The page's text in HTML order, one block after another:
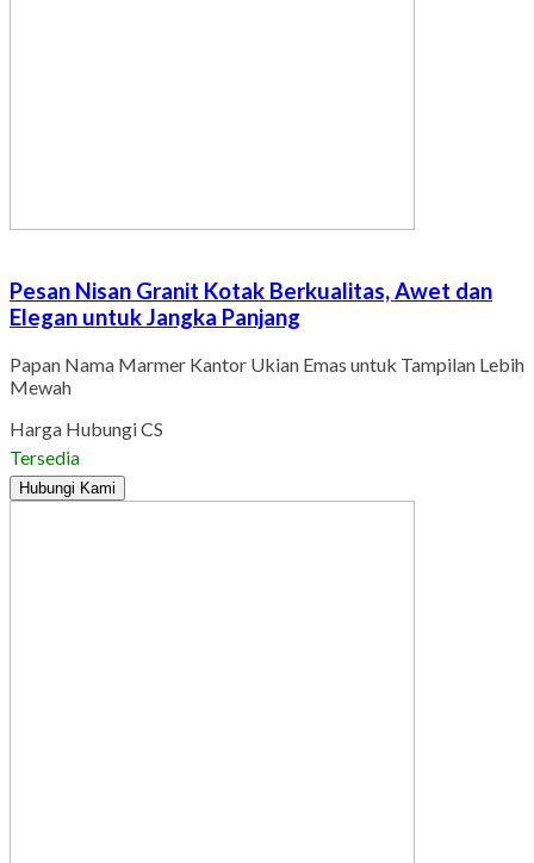
Pesan Nisan Granit Kotak Berkualitas, Awet dan
Elegan untuk Jangka Panjang
Papan Nama Marmer Kantor Ukian Emas untuk Tampilan Lebih
Mewah
Harga Hubungi CS
Tersedia
Hubungi Kami